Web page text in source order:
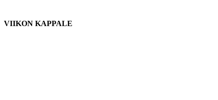
VIIKON KAPPALE